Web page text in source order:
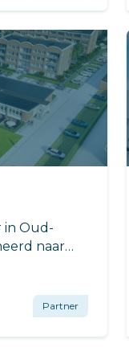
in Oud-
naar
Partner